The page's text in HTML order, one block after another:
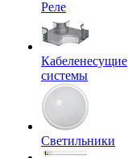
Реле
Кабеленесущие
системы
Светильники